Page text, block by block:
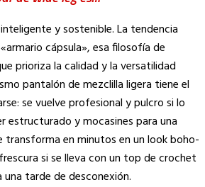
y sostenible. La tendencia
cápsula», esa filosofía de
prioriza la calidad y la versatilidad
pantalón de mezclilla ligera tiene el
se vuelve profesional y pulcro si lo
estructurado y mocasines para una
transforma en minutos en un look boho-
si se lleva con un top de crochet
una tarde de desconexión.